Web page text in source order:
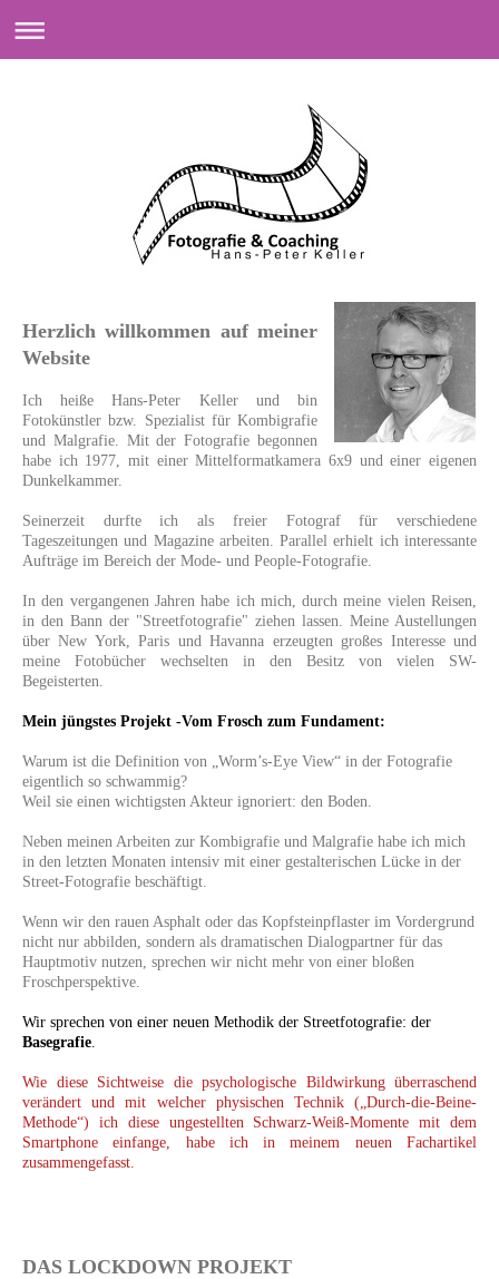
Herzlich willkommen auf meiner
Website
Ich heiße Hans-Peter Keller und bin
Fotokünstler bzw. Spezialist für Kombigrafie
und Malgrafie. Mit der Fotografie begonnen
habe ich 1977, mit einer Mittelformatkamera 6x9 und einer eigenen
Dunkelkammer.
Seinerzeit durfte ich als freier Fotograf für verschiedene
Tageszeitungen und Magazine arbeiten. Parallel erhielt ich interessante
Aufträge im Bereich der Mode- und People-Fotografie.
In den vergangenen Jahren habe ich mich, durch meine vielen Reisen,
in den Bann der "Streetfotografie" ziehen lassen. Meine Austellungen
über New York, Paris und Havanna erzeugten großes Interesse und
meine Fotobücher wechselten in den Besitz von vielen SW-
Begeisterten.
Mein jüngstes Projekt -Vom Frosch zum Fundament:
Warum ist die Definition von „Worm’s-Eye View“ in der Fotografie
eigentlich so schwammig?
Weil sie einen wichtigsten Akteur ignoriert: den Boden.
Neben meinen Arbeiten zur Kombigrafie und Malgrafie habe ich mich
in den letzten Monaten intensiv mit einer gestalterischen Lücke in der
Street-Fotografie beschäftigt.
Wenn wir den rauen Asphalt oder das Kopfsteinpflaster im Vordergrund
nicht nur abbilden, sondern als dramatischen Dialogpartner für das
Hauptmotiv nutzen, sprechen wir nicht mehr von einer bloßen
Froschperspektive.
Wir sprechen von einer neuen Methodik der Streetfotografie: der
Basegrafie.
Wie diese Sichtweise die psychologische Bildwirkung überraschend
verändert und mit welcher physischen Technik („Durch-die-Beine-
Methode“) ich diese ungestellten Schwarz-Weiß-Momente mit dem
Smartphone einfange, habe ich in meinem neuen Fachartikel
zusammengefasst.
DAS LOCKDOWN PROJEKT